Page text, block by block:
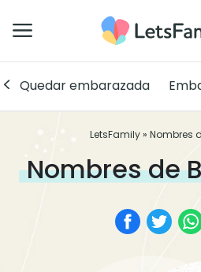
Quedar embarazada
LetsFamily» Nombres
Nombres de